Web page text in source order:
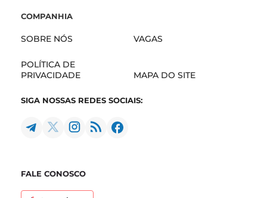
COMPANHIA
SOBRE NÓS VAGAS
POLÍTICA DE
PRIVACIDADE
MAPA DO SITE
SIGA NOSSAS REDES SOCIAIS:
FALE CONOSCO